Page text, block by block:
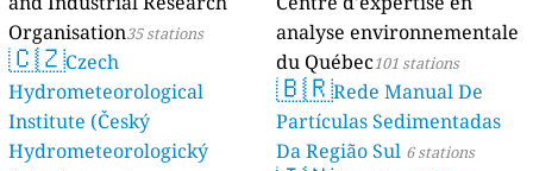
Organisation35 stations
🇨🇿Czech
Hydrometeorological
Institute (Český
Hydrometeorologický
analyse environnementale
du Québec101 stations
🇧🇷Rede Manual De
Partículas Sedimentadas
Da Região Sul 6 stations